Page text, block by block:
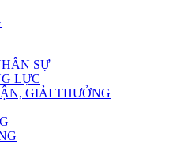
SỰ
LỰC
GIẢI THƯỞNG